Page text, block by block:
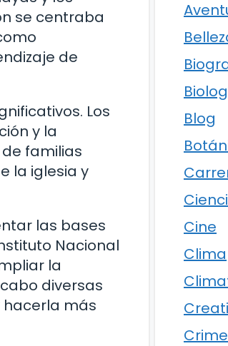
se centraba
de
Los
y la
familias
la iglesia y
las bases
Nacional
la
diversas
más
Blog
Cine
Clima